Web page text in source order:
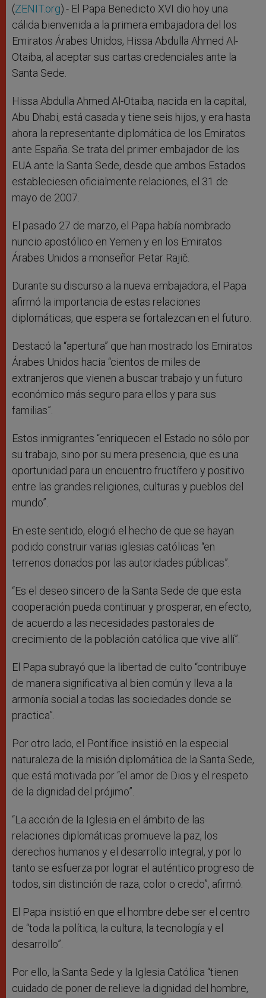
(ZENIT.org).- El Papa Benedicto XVI dio hoy una
cálida bienvenida a la primera embajadora del los
Emiratos Árabes Unidos, Hissa Abdulla Ahmed Al-
Otaiba, al aceptar sus cartas credenciales ante la
Santa Sede.
Hissa Abdulla Ahmed Al-Otaiba, nacida en la capital,
Abu Dhabi, está casada y tiene seis hijos, y era hasta
ahora la representante diplomática de los Emiratos
ante España. Se trata del primer embajador de los
EUA ante la Santa Sede, desde que ambos Estados
estableciesen oficialmente relaciones, el 31 de
mayo de 2007.
El pasado 27 de marzo, el Papa había nombrado
nuncio apostólico en Yemen y en los Emiratos
Árabes Unidos a monseñor Petar Rajič.
Durante su discurso a la nueva embajadora, el Papa
afirmó la importancia de estas relaciones
diplomáticas, que espera se fortalezcan en el futuro.
Destacó la “apertura” que han mostrado los Emiratos
Árabes Unidos hacia “cientos de miles de
extranjeros que vienen a buscar trabajo y un futuro
económico más seguro para ellos y para sus
familias”.
Estos inmigrantes “enriquecen el Estado no sólo por
su trabajo, sino por su mera presencia, que es una
oportunidad para un encuentro fructífero y positivo
entre las grandes religiones, culturas y pueblos del
mundo”.
En este sentido, elogió el hecho de que se hayan
podido construir varias iglesias católicas “en
terrenos donados por las autoridades públicas”.
“Es el deseo sincero de la Santa Sede de que esta
cooperación pueda continuar y prosperar, en efecto,
de acuerdo a las necesidades pastorales de
crecimiento de la población católica que vive allí”.
El Papa subrayó que la libertad de culto “contribuye
de manera significativa al bien común y lleva a la
armonía social a todas las sociedades donde se
practica”.
Por otro lado, el Pontífice insistió en la especial
naturaleza de la misión diplomática de la Santa Sede,
que está motivada por “el amor de Dios y el respeto
de la dignidad del prójimo”.
“La acción de la Iglesia en el ámbito de las
relaciones diplomáticas promueve la paz, los
derechos humanos y el desarrollo integral, y por lo
tanto se esfuerza por lograr el auténtico progreso de
todos, sin distinción de raza, color o credo”, afirmó.
El Papa insistió en que el hombre debe ser el centro
de “toda la política, la cultura, la tecnología y el
desarrollo”.
Por ello, la Santa Sede y la Iglesia Católica “tienen
cuidado de poner de relieve la dignidad del hombre,